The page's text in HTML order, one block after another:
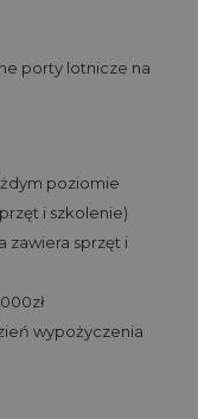
porty lotnicze na
poziomie
i szkolenie)
zawiera sprzęt i
wypożyczenia